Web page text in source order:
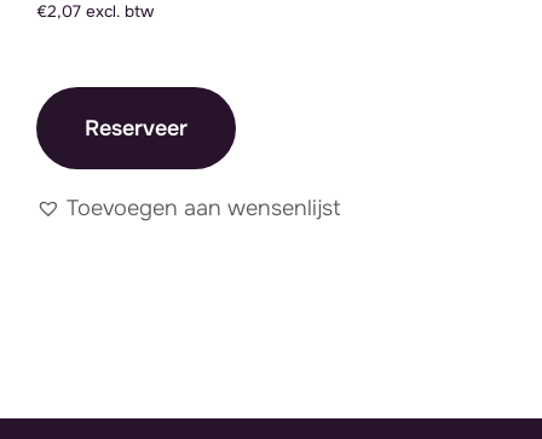
€2,07 excl. btw
Reserveer
Toevoegen aan wensenlijst